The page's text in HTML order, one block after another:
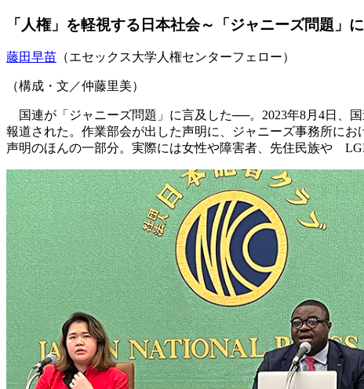
「人権」を軽視する日本社会～「ジャニーズ問題」
藤田早苗 （エセックス大学人権センターフェロー）
（構成・文／仲藤里美）
国連が「ジャニーズ問題」に言及した──。2023年8月4日、
報道された。作業部会が出した声明に、ジャニーズ事務所に
声明のほんの一部分。実際には女性や障害者、先住民族や